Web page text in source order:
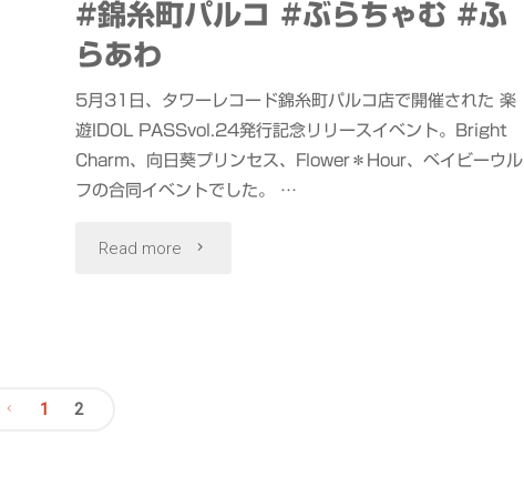
ー
ー」"
Park
宿
中
#錦糸町パルコ #ぶらちゃむ #ふ
らあわ
5月31日、タワーレコード錦糸町パルコ店で開催された 楽
遊IDOL PASSvol.24発行記念リリースイベント。Bright
Charm、向日葵プリンセス、Flower＊Hour、ベイビーウル
フの合同イベントでした。 …
Read more "#BrightCharm
1 2